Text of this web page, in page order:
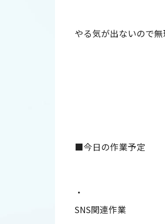
やる気が出ないので
■今日の作業予定
・
SNS関連作業